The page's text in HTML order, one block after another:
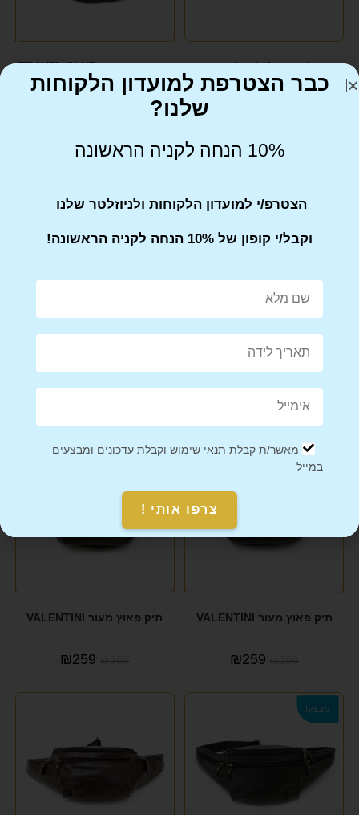
פאוץ’ Arctic hunter – שחור
תיק פאוץ מבד TRAVEL CLUB
טרוול קלאב
COOPER
179
מבצע!
תיק פאוץ מעור VALENTINI
₪299
₪259
מבצע!
תיק פאוץ מעור VALENTINI
₪299
₪259
מבצע!
כבר הצטרפת למועדון הלקוחות
שלנו?
10% הנחה לקניה הראשונה
הצטרפ/י למועדון הלקוחות ולניוזלטר שלנו
וקבל/י קופון של 10% הנחה לקניה הראשונה!
מאשר/ת קבלת תנאי שימוש וקבלת עדכונים ומבצעים
במייל
צרפו אותי !